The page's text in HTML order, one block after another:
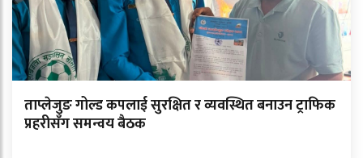
ताप्लेजुङ गोल्ड कपलाई सुरक्षित र व्यवस्थित बनाउन ट्राफिक
प्रहरीसँग समन्वय बैठक